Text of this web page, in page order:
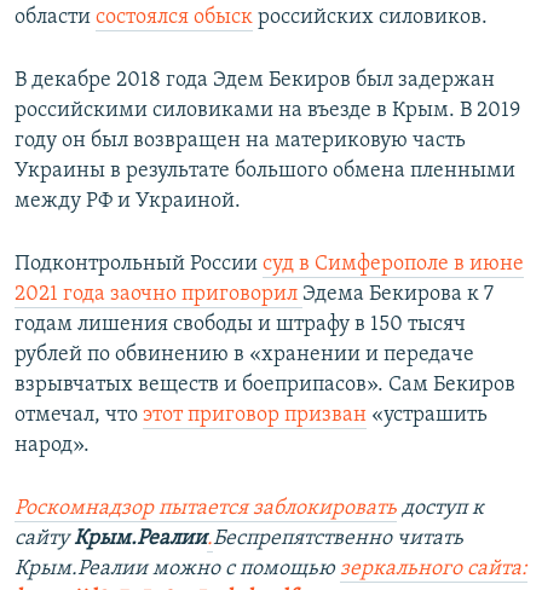
области состоялся обыск российских силовиков.
В декабре 2018 года Эдем Бекиров был задержан
российскими силовиками на въезде в Крым. В 2019
году он был возвращен на материковую часть
Украины в результате большого обмена пленными
между РФ и Украиной.
Подконтрольный России суд в Симферополе в июне
2021 года заочно приговорил Эдема Бекирова к 7
годам лишения свободы и штрафу в 150 тысяч
рублей по обвинению в «хранении и передаче
взрывчатых веществ и боеприпасов». Сам Бекиров
отмечал, что этот приговор призван «устрашить
народ».
Роскомнадзор пытается заблокировать доступ к
сайтуКрым.Реалии.Беспрепятственно читать
Крым.Реалии можно с помощью зеркального сайта: